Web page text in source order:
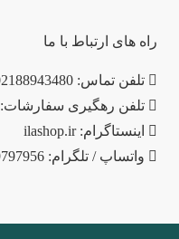
راه های ارتباط با ما
تلفن تماس: 02188943480 – 02155470813 – 02155470280
تلفن رهگیری سفارشات: 09199797956
اینستاگرام: ilashop.ir
واتساپ / تلگرام: 09199797956